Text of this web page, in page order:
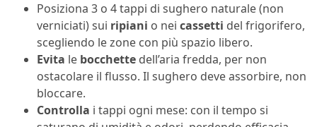
Posiziona 3 o 4 tappi di sughero naturale (non
verniciati) sui ripiani o nei cassetti del frigorifero,
scegliendo le zone con più spazio libero.
Evita le bocchette dell’aria fredda, per non
ostacolare il flusso. Il sughero deve assorbire, non
bloccare.
Controlla i tappi ogni mese: con il tempo si